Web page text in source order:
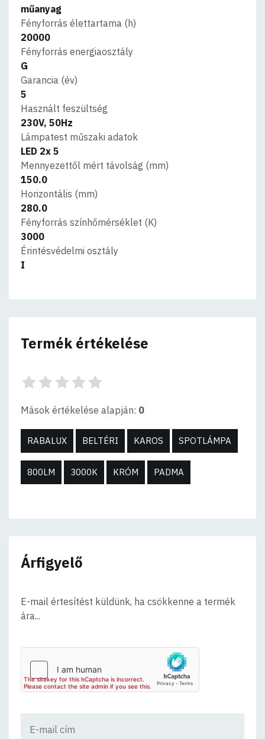
műanyag
Fényforrás élettartama (h)
20000
Fényforrás energiaosztály
G
Garancia (év)
5
Használt feszültség
230V, 50Hz
Lámpatest műszaki adatok
LED 2x 5
Mennyezettől mért távolság (mm)
150.0
Horizontális (mm)
280.0
Fényforrás színhőmérséklet (K)
3000
Érintésvédelmi osztály
I
Termék értékelése
Mások értékelése alapján: 0
RABALUX BELTÉRI KAROS SPOTLÁMPA
800LM 3000K KRÓM PADMA
Árfigyelő
E-mail értesítést küldünk, ha csökkenne a termék
ára...